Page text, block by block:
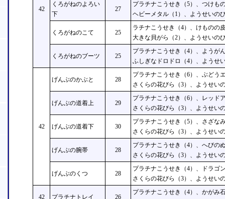
42
くろがねのよろい
下
27
プラチナこうせき（5）、つけも
ヘビーメタル（1）、ようせいの
くろがねのこて 25
ラチナこうせき（4）、けものの
大きな貝がら（2）、ようせいの
くろがねのブーツ 25
プラチナこうせき（4）、ようが
ふしぎなドロドロ（4）、ようせ
42
げんぶのかぶと 28
プラチナこうせき（6）、ぶどう
さくらの花びら（3）、ようせい
げんぶの道着上 29
プラチナこうせき（6）、レッド
さくらの花びら（3）、ようせい
げんぶの道着下 30
プラチナこうせき（5）、さざな
さくらの花びら（3）、ようせい
げんぶの腕帯 28
プラチナこうせき（4）、へびの
さくらの花びら（3）、ようせい
げんぶのくつ 28
プラチナこうせき（4）、ドラゴ
さくらの花びら（3）、ようせい
42 プラチナトレイ 26
プラチナこうせき（4）、かがみ